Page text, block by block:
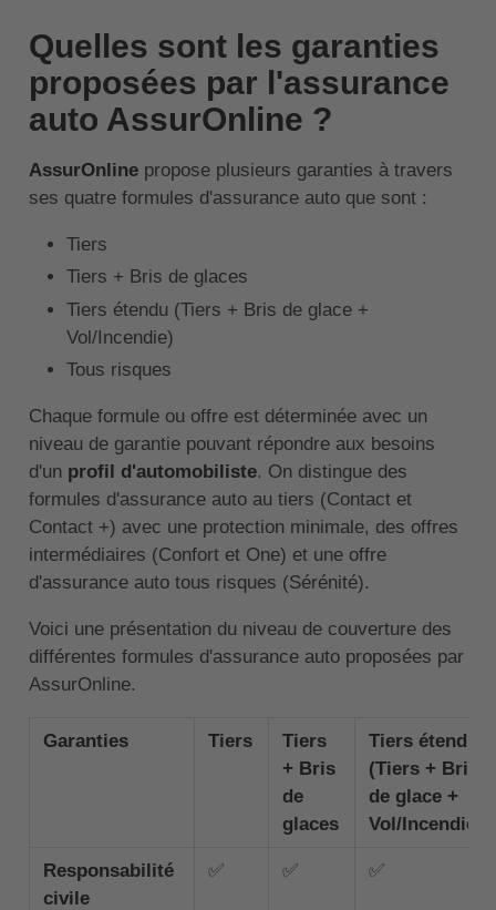
Quelles sont les garanties
proposées par l'assurance
auto AssurOnline ?
AssurOnlinepropose plusieurs garanties à travers
ses quatre formules d'assurance auto que sont :
Tiers
Tiers + Bris de glaces
Tiers étendu (Tiers + Bris de glace +
Vol/Incendie)
Tous risques
Chaque formule ou offre est déterminée avec un
niveau de garantie pouvant répondre aux besoins
d'un profil d'automobiliste. On distingue des
formules d'assurance auto au tiers (Contact et
Contact +) avec une protection minimale, des offres
intermédiaires (Confort et One) et une offre
d'assurance auto tous risques (Sérénité).
Voici une présentation du niveau de couverture des
différentes formules d'assurance auto proposées par
AssurOnline.
Garanties Tiers
Tiers
+ Bris
de
glaces
Tiers étendu
(Tiers + Bris
de glace +
Vol/Incendie)
Responsabilité
civile
✅ ✅ ✅